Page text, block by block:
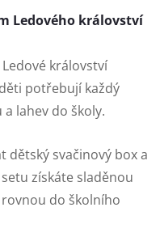
Ledového království
království
potřebují každý
lahev do školy.
dětský svačinový box a
získáte sladěnou
do školního